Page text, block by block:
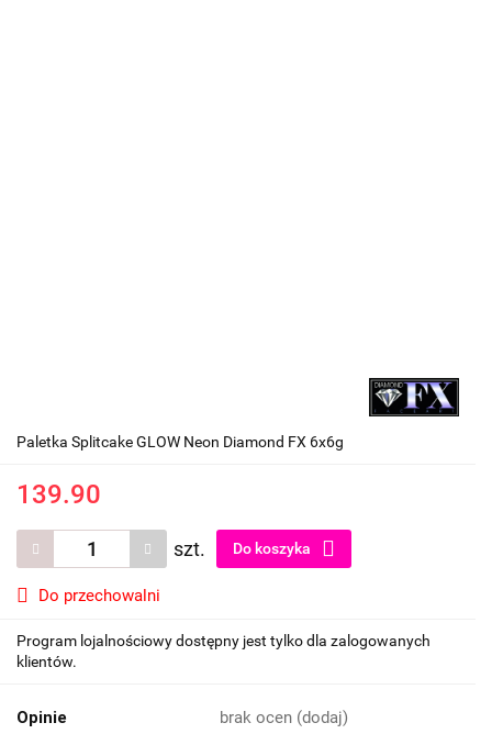
Paletka Splitcake GLOW Neon Diamond FX 6x6g
139.90
szt. Do koszyka
Do przechowalni
Program lojalnościowy dostępny jest tylko dla zalogowanych
klientów.
Opinie brak ocen (dodaj)